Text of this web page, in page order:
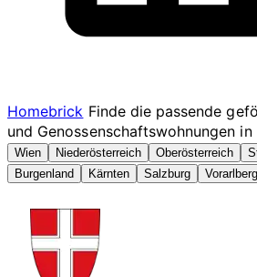
Homebrick Finde die passende
und Genossenschaftswohnungen in
Wien Niederösterreich Oberösterreich
Burgenland
Kärnten Salzburg Vorarlberg